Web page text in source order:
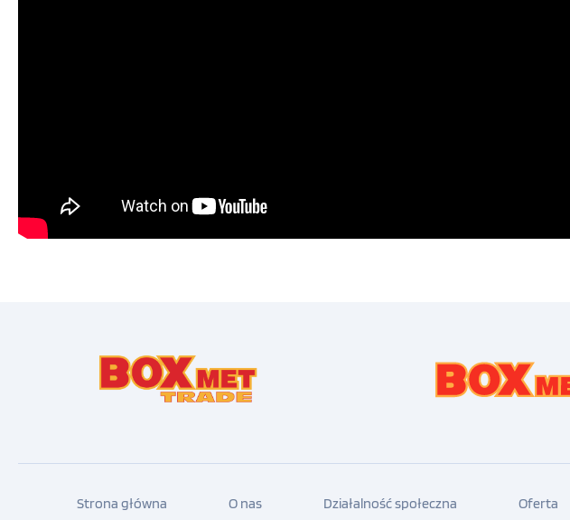
Strona główna O nas Działalność społeczna Oferta